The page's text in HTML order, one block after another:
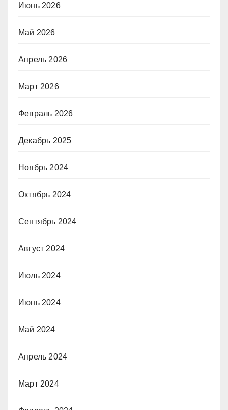
Июнь 2026
Май 2026
Апрель 2026
Март 2026
Февраль 2026
Декабрь 2025
Ноябрь 2024
Октябрь 2024
Сентябрь 2024
Август 2024
Июль 2024
Июнь 2024
Май 2024
Апрель 2024
Март 2024